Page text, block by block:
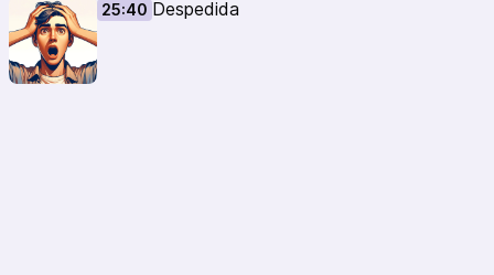
TinyGS
Artículo sobre Julián Fernández en El Economista
Servet (Proyecto de ciencia ciudadana)
25:40 Despedida